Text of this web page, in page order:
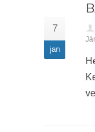
7
jan